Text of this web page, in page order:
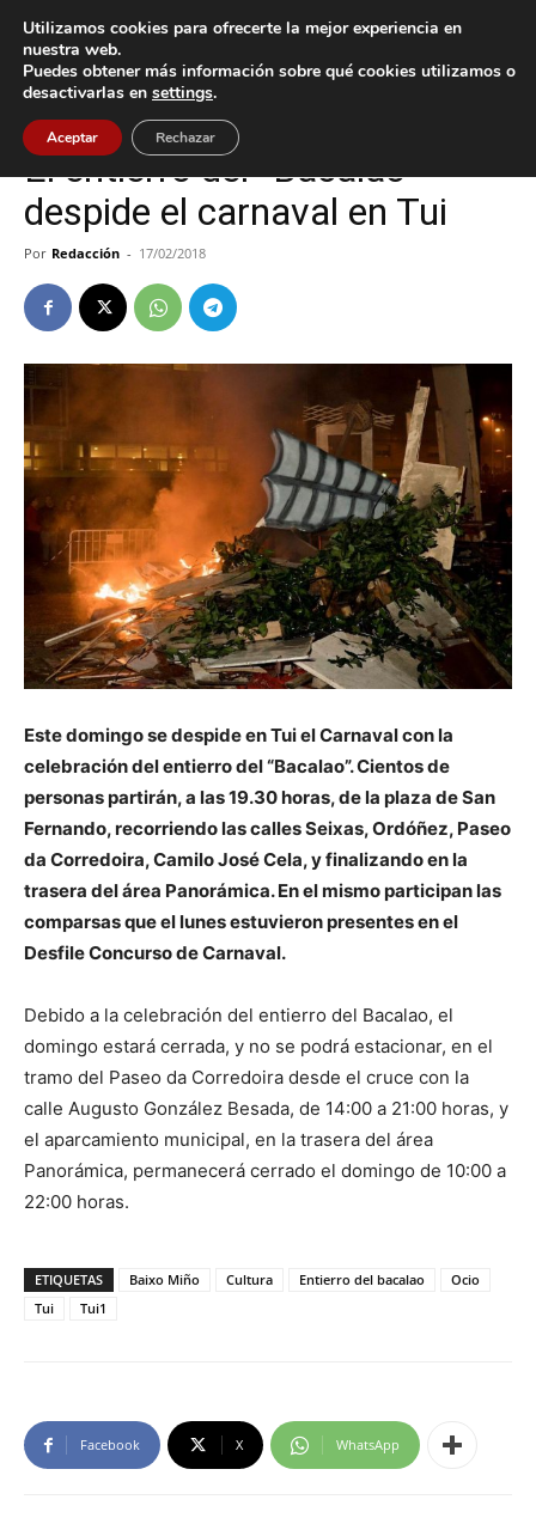
Inicio Cultura / Ocio
Cultura / Ocio Tui
El entierro del “Bacalao”
despide el carnaval en Tui
Por Redacción - 17/02/2018
Este domingo se despide en Tui el Carnaval con la
celebración del entierro del “Bacalao”. Cientos de
personas partirán, a las 19.30 horas, de la plaza de San
Fernando, recorriendo las calles Seixas, Ordóñez, Paseo
da Corredoira, Camilo José Cela, y finalizando en la
trasera del área Panorámica. En el mismo participan las
comparsas que el lunes estuvieron presentes en el
Desfile Concurso de Carnaval.
Debido a la celebración del entierro del Bacalao, el
domingo estará cerrada, y no se podrá estacionar, en el
tramo del Paseo da Corredoira desde el cruce con la
calle Augusto González Besada, de 14:00 a 21:00 horas, y
el aparcamiento municipal, en la trasera del área
Panorámica, permanecerá cerrado el domingo de 10:00 a
22:00 horas.
ETIQUETAS Baixo Miño Cultura Entierro del bacalao
Ocio
Tui
Tui1
Facebook X WhatsApp
Utilizamos cookies para ofrecerte la mejor experiencia en
nuestra web.
Puedes obtener más información sobre qué cookies utilizamos o
desactivarlas en settings.
Aceptar Rechazar